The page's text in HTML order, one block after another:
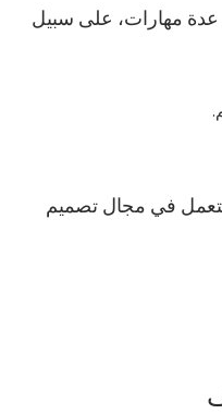
عدة مهارات، على سبيل
في مجال تصميم